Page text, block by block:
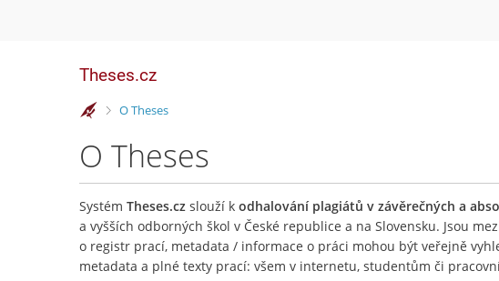
Theses.cz
>
O Theses
O Theses
Systém Theses.cz slouží k odhalování plagiátů v závěrečných a
a vyšších odborných škol v České republice a na Slovensku. Jsou
o registr prací, metadata / informace o práci mohou být veřejně
metadata a plné texty prací: všem v internetu, studentům či